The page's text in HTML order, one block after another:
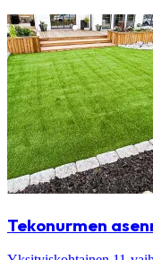
Tekonurmen